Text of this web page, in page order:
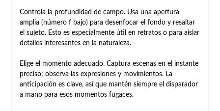
Controla la profundidad de campo. Usa una apertura
amplia (número f bajo) para desenfocar el fondo y resaltar
el sujeto. Esto es especialmente útil en retratos o para aislar
detalles interesantes en la naturaleza.
Elige el momento adecuado. Captura escenas en el instante
preciso; observa las expresiones y movimientos. La
anticipación es clave, así que mantén siempre el disparador
a mano para esos momentos fugaces.